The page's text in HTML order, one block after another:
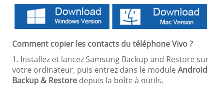
Comment copier les contacts du téléphone Vivo ?
1. Installez et lancez Samsung Backup and Restore sur
votre ordinateur, puis entrez dans le module Android
Backup & Restore depuis la boîte à outils.